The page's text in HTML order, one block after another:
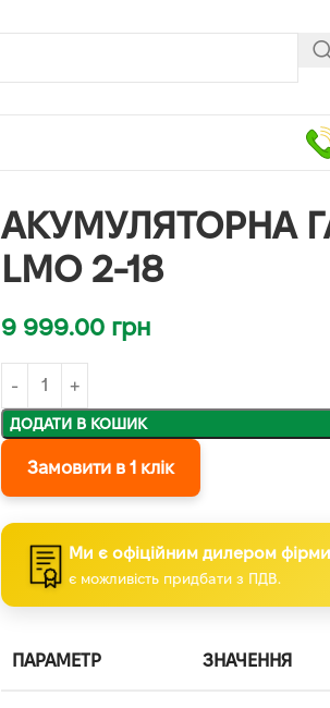
АКУМУЛЯТОРНА
LMO 2-18
9 999.00 грн
ДОДАТИ В КОШИК
Замовити в 1 клік
Ми є офіційним дилером
є можливість придбати з ПДВ.
ПАРАМЕТР ЗНАЧЕННЯ